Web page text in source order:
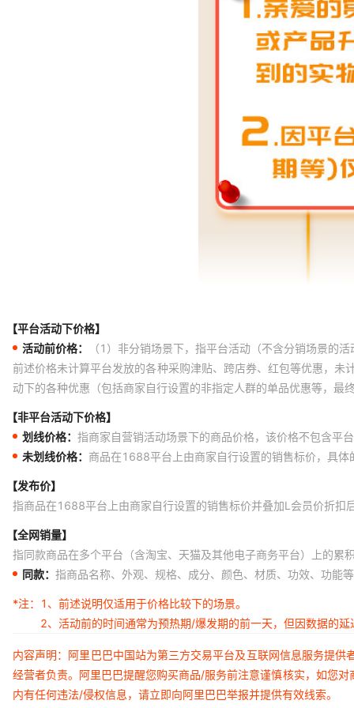
【平台活动下价格】
活动前价格：
（1）非分销场景下，指平台活动（不含分销场景的
前述价格未计算平台发放的各种采购津贴、跨店券、红包等优惠，
动下的各种优惠（包括商家自行设置的非指定人群的单品优惠等，
【非平台活动下价格】
划线价格： 指商家自营销活动场景下的商品价格，该价格不包含平
未划线价格： 商品在1688平台上由商家自行设置的销售标价，具
【发布价】
指商品在1688平台上由商家自行设置的销售标价并叠加L会员价折扣
【全网销量】
指同款商品在多个平台（含淘宝、天猫及其他电子商务平台）上的累
同款： 指商品名称、外观、规格、成分、颜色、材质、功效、功能
*注：
1、前述说明仅适用于价格比较下的场景。
2、活动前的时间通常为预热期/爆发期的前一天，但因数据的
内容声明：阿里巴巴中国站为第三方交易平台及互联网信息服务提
经营者负责。阿里巴巴提醒您购买商品/服务前注意谨慎核实，如您
内有任何违法/侵权信息，请立即向阿里巴巴举报并提供有效线索。